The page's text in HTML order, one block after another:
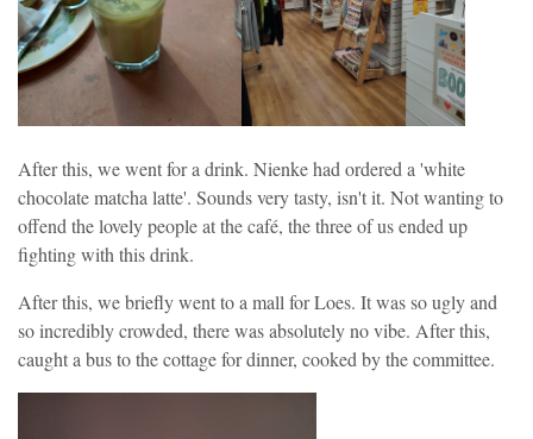
After this, we went for a drink. Nienke had ordered a 'white
chocolate matcha latte'. Sounds very tasty, isn't it. Not wanting to
offend the lovely people at the café, the three of us ended up
fighting with this drink.
After this, we briefly went to a mall for Loes. It was so ugly and
so incredibly crowded, there was absolutely no vibe. After this,
caught a bus to the cottage for dinner, cooked by the committee.